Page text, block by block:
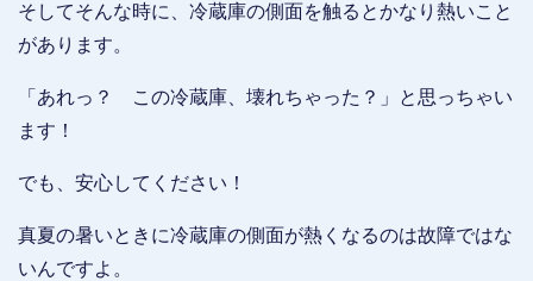
そしてそんな時に、冷蔵庫の側面を触るとかなり熱いこと
があります。
「あれっ？ この冷蔵庫、壊れちゃった？」と思っちゃい
ます！
でも、安心してください！
真夏の暑いときに冷蔵庫の側面が熱くなるのは故障ではな
いんですよ。